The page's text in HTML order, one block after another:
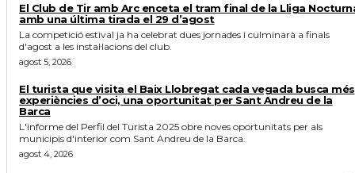
El Club de Tir amb Arc enceta el tram final de la Lliga
amb una última tirada el 29 d’agost
La competició estival ja ha celebrat dues jornades i culminarà a finals
d'agost a les instal·lacions del club.
agost 5, 2026
El turista que visita el Baix Llobregat cada vegada busca més
experiències d’oci, una oportunitat per Sant Andreu de la
Barca
L'informe del Perfil del Turista 2025 obre noves oportunitats per als
municipis d'interior com Sant Andreu de la Barca.
agost 4, 2026